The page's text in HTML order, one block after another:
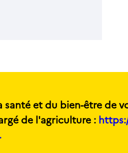
santé et du bien-être de
de l'agriculture :